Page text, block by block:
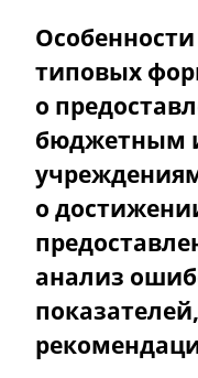
типовых
о
бюджетным
о
анализ